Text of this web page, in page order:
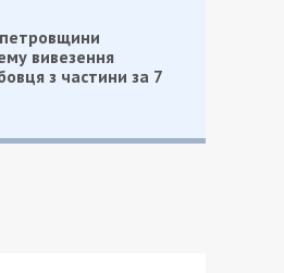
вивезення
з частини за 7